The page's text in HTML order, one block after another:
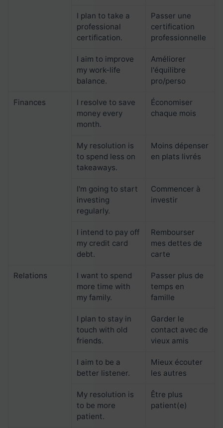
I plan to take a
professional
certification.
Passer une
certification
professionnelle
I aim to improve
my work-life
balance.
Améliorer
l'équilibre
pro/perso
Finances
I resolve to save
money every
month.
Économiser
chaque mois
My resolution is
to spend less on
takeaways.
Moins dépenser
en plats livrés
I'm going to start
investing
regularly.
Commencer à
investir
I intend to pay off
my credit card
debt.
Rembourser
mes dettes de
carte
Relations
I want to spend
more time with
my family.
Passer plus de
temps en
famille
I plan to stay in
touch with old
friends.
Garder le
contact avec de
vieux amis
I aim to be a
better listener.
Mieux écouter
les autres
My resolution is
to be more
patient.
Être plus
patient(e)